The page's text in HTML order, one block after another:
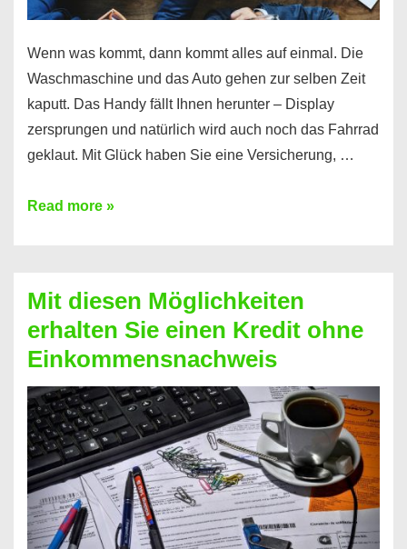
Wenn was kommt, dann kommt alles auf einmal. Die
Waschmaschine und das Auto gehen zur selben Zeit
kaputt. Das Handy fällt Ihnen herunter – Display
zersprungen und natürlich wird auch noch das Fahrrad
geklaut. Mit Glück haben Sie eine Versicherung, …
Ferratum
für
schnelle
Durchstarter
Read more »
Mit diesen Möglichkeiten
erhalten Sie einen Kredit ohne
Einkommensnachweis